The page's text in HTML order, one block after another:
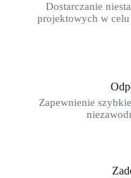
Dostarczanie
projektowych w
Zapewnienie